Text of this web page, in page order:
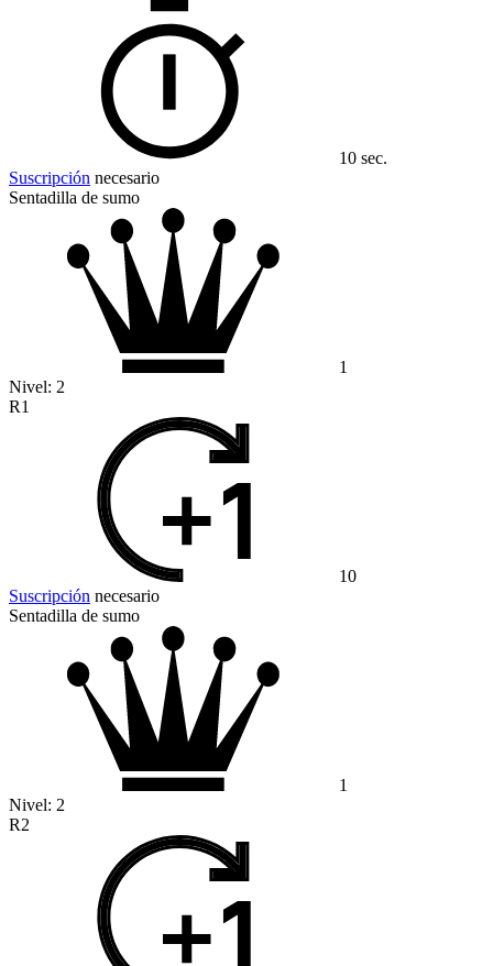
10 sec.
Suscripción necesario
Sentadilla de sumo
1
Nivel: 2
R1
10
Suscripción necesario
Sentadilla de sumo
1
Nivel: 2
R2